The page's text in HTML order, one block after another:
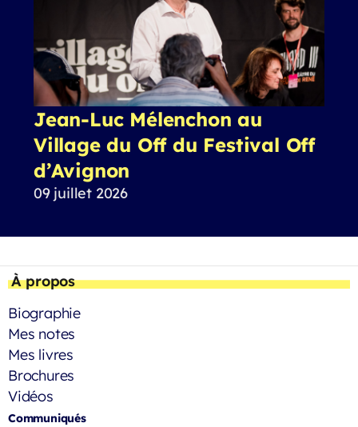
Jean-Luc Mélenchon au
Village du Off du Festival Off
d’Avignon
09 juillet 2026
À propos
Biographie
Mes notes
Mes livres
Brochures
Vidéos
Communiqués